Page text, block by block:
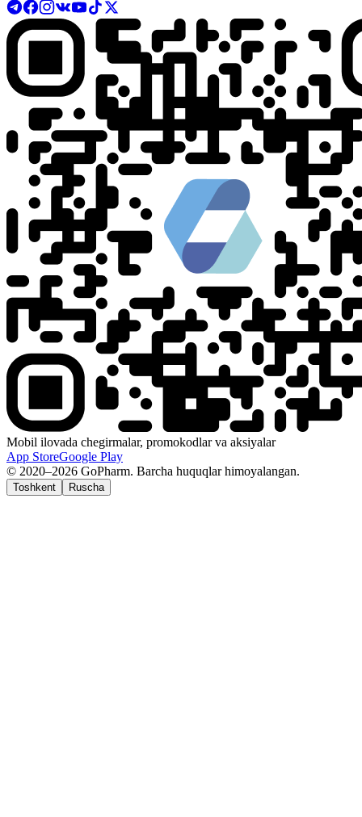
Mobil ilovada chegirmalar, promokodlar va aksiyalar
App StoreGoogle Play
© 2020–2026 GoPharm. Barcha huquqlar himoyalangan.
Toshkent Ruscha